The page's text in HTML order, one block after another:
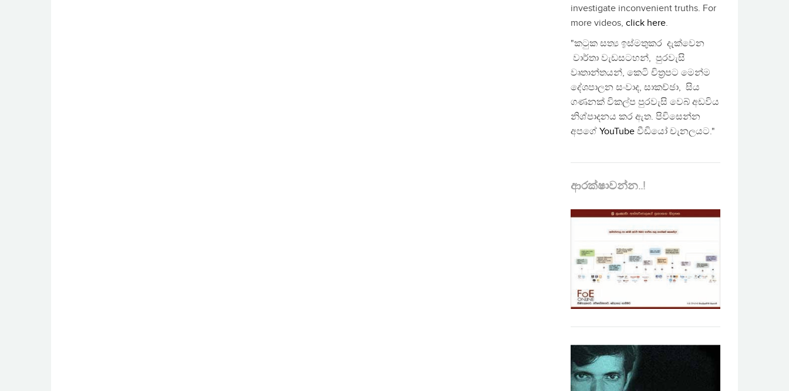
investigate inconvenient truths. For
more videos, click here.
"කටුක සත්‍ය ඉස්මතුකර දැක්වෙන
වාර්තා වැඩසටහන්, පුරවැසි
වෘතාන්තයන්, කෙටි චිත්‍රපට මෙන්ම
දේශපාලන සංවාද, සාකච්ඡා, සිය
ගණනක් විකල්ප පුරවැසි වෙබ් අඩවිය
නිශ්පාදනය කර ඇත. පිවිසෙන්න
අපගේ YouTube වීඩියෝ චැනලයට."
ආරක්ෂාවන්න..!